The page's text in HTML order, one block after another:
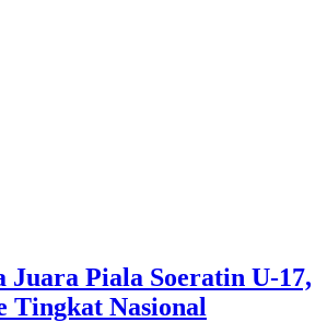
Juara Piala Soeratin U-17,
Tingkat Nasional